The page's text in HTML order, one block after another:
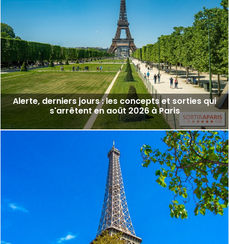
Alerte, derniers jours : les concepts et sorties qui
s'arrêtent en août 2026 à Paris